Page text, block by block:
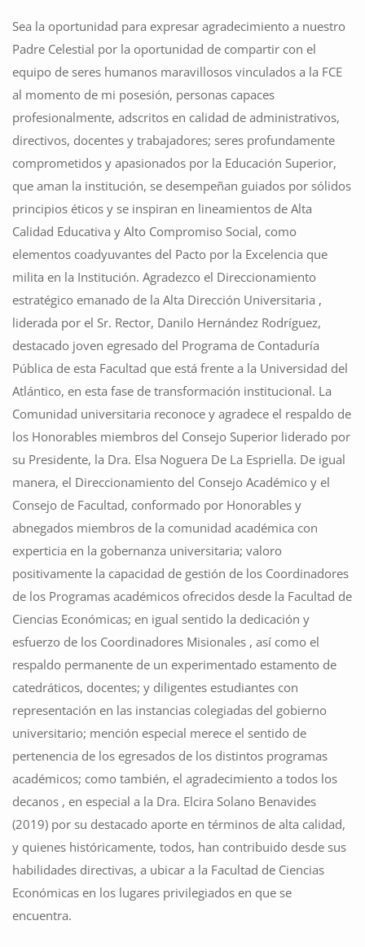
Sea la oportunidad para expresar agradecimiento a nuestro
Padre Celestial por la oportunidad de compartir con el
equipo de seres humanos maravillosos vinculados a la FCE
al momento de mi posesión, personas capaces
profesionalmente, adscritos en calidad de administrativos,
directivos, docentes y trabajadores; seres profundamente
comprometidos y apasionados por la Educación Superior,
que aman la institución, se desempeñan guiados por sólidos
principios éticos y se inspiran en lineamientos de Alta
Calidad Educativa y Alto Compromiso Social, como
elementos coadyuvantes del Pacto por la Excelencia que
milita en la Institución. Agradezco el Direccionamiento
estratégico emanado de la Alta Dirección Universitaria ,
liderada por el Sr. Rector, Danilo Hernández Rodríguez,
destacado joven egresado del Programa de Contaduría
Pública de esta Facultad que está frente a la Universidad del
Atlántico, en esta fase de transformación institucional. La
Comunidad universitaria reconoce y agradece el respaldo de
los Honorables miembros del Consejo Superior liderado por
su Presidente, la Dra. Elsa Noguera De La Espriella. De igual
manera, el Direccionamiento del Consejo Académico y el
Consejo de Facultad, conformado por Honorables y
abnegados miembros de la comunidad académica con
experticia en la gobernanza universitaria; valoro
positivamente la capacidad de gestión de los Coordinadores
de los Programas académicos ofrecidos desde la Facultad de
Ciencias Económicas; en igual sentido la dedicación y
esfuerzo de los Coordinadores Misionales , así como el
respaldo permanente de un experimentado estamento de
catedráticos, docentes; y diligentes estudiantes con
representación en las instancias colegiadas del gobierno
universitario; mención especial merece el sentido de
pertenencia de los egresados de los distintos programas
académicos; como también, el agradecimiento a todos los
decanos , en especial a la Dra. Elcira Solano Benavides
(2019) por su destacado aporte en términos de alta calidad,
y quienes históricamente, todos, han contribuido desde sus
habilidades directivas, a ubicar a la Facultad de Ciencias
Económicas en los lugares privilegiados en que se
encuentra.